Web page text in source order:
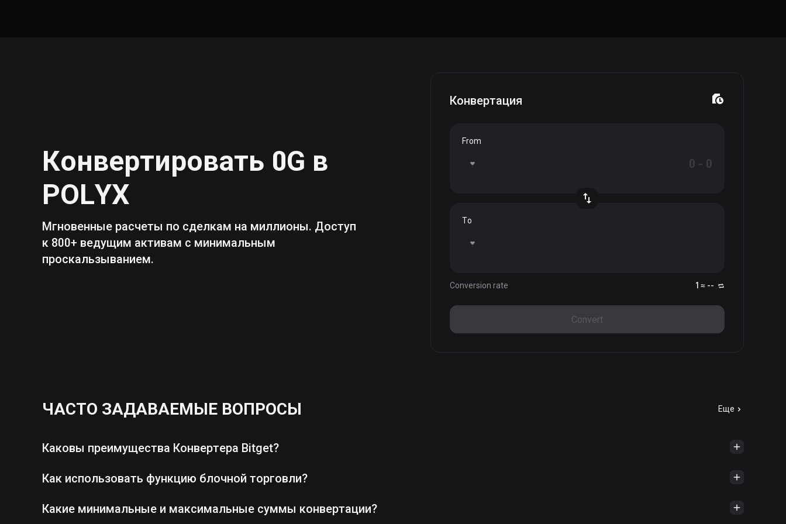
Конвертировать 0G в
POLYX
Мгновенные расчеты по сделкам на миллионы. Доступ
к 800+ ведущим активам с минимальным
проскальзыванием.
Конвертация
From
To
Conversion rate 1 ≈ --
Convert
ЧАСТО ЗАДАВАЕМЫЕ ВОПРОСЫ Еще
Каковы преимущества Конвертера Bitget?
Как использовать функцию блочной торговли?
Какие минимальные и максимальные суммы конвертации?